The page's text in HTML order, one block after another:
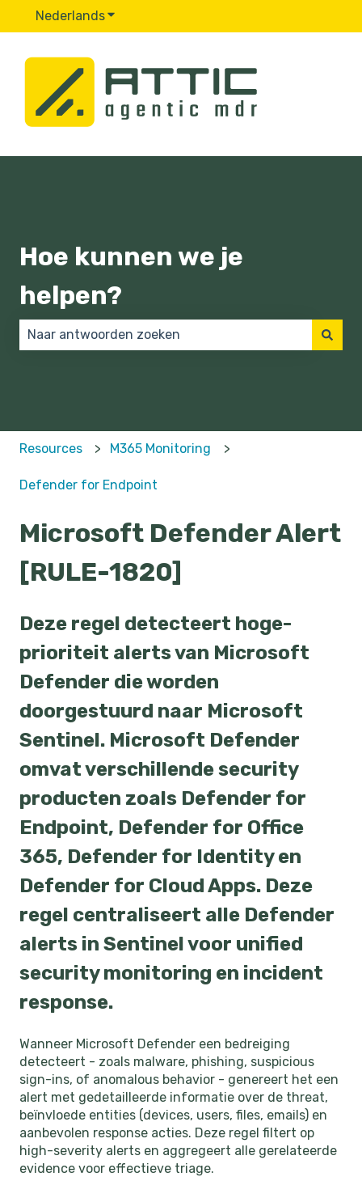
NederlandsSubmenu tonen voor vertalingen
Hoe kunnen we je
helpen?
Resources M365 Monitoring
Defender for Endpoint
Microsoft Defender Alert
[RULE-1820]
Deze regel detecteert hoge-
prioriteit alerts van Microsoft
Defender die worden
doorgestuurd naar Microsoft
Sentinel. Microsoft Defender
omvat verschillende security
producten zoals Defender for
Endpoint, Defender for Office
365, Defender for Identity en
Defender for Cloud Apps. Deze
regel centraliseert alle Defender
alerts in Sentinel voor unified
security monitoring en incident
response.
Wanneer Microsoft Defender een bedreiging
detecteert - zoals malware, phishing, suspicious
sign-ins, of anomalous behavior - genereert het een
alert met gedetailleerde informatie over de threat,
beïnvloede entities (devices, users, files, emails) en
aanbevolen response acties. Deze regel filtert op
high-severity alerts en aggregeert alle gerelateerde
evidence voor effectieve triage.